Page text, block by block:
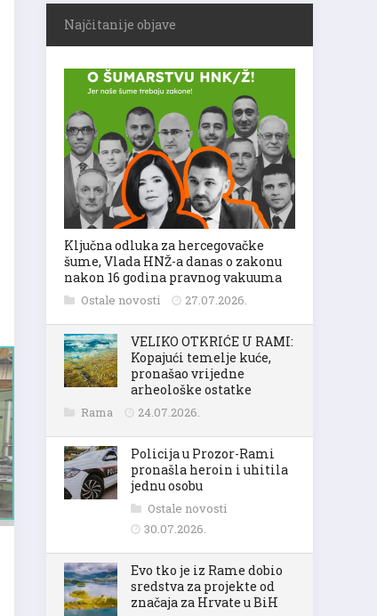
Najčitanije objave
Ključna odluka za hercegovačke
šume, Vlada HNŽ-a danas o zakonu
nakon 16 godina pravnog vakuuma
Ostale novosti 27.07.2026.
VELIKO OTKRIĆE U RAMI:
Kopajući temelje kuće,
pronašao vrijedne
arheološke ostatke
Rama 24.07.2026.
Policija u Prozor-Rami
pronašla heroin i uhitila
jednu osobu
Ostale novosti
30.07.2026.
Evo tko je iz Rame dobio
sredstva za projekte od
značaja za Hrvate u BiH